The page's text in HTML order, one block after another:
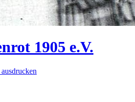
ausdrucken